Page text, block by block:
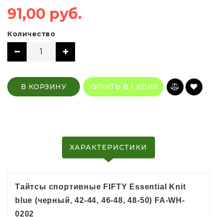
91,00 руб.
Количество
В КОРЗИНУ КУПИТЬ В 1 КЛИК
ХАРАКТЕРИСТИКИ
Тайтсы спортивные FIFTY Essential Knit
blue (черный, 42-44, 46-48, 48-50) FA-WH-
0202